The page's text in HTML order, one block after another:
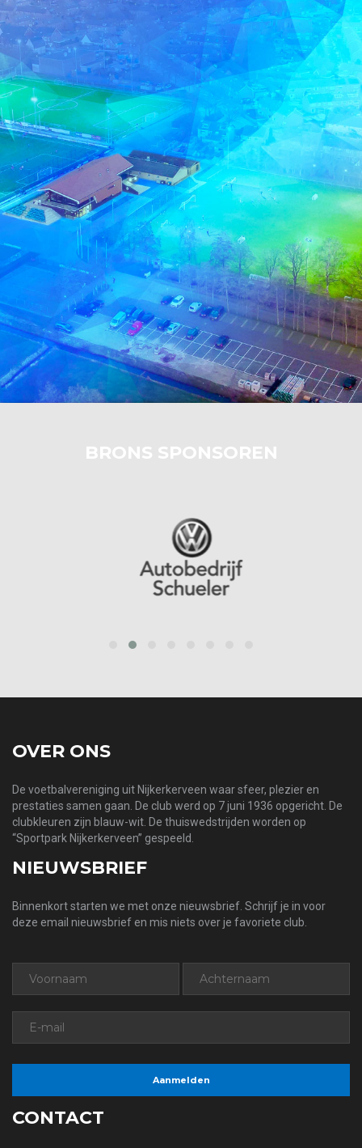
BRONS SPONSOREN
OVER ONS
De voetbalvereniging uit Nijkerkerveen waar sfeer, plezier en
prestaties samen gaan. De club werd op 7 juni 1936 opgericht. De
clubkleuren zijn blauw-wit. De thuiswedstrijden worden op
“Sportpark Nijkerkerveen” gespeeld.
NIEUWSBRIEF
Binnenkort starten we met onze nieuwsbrief. Schrijf je in voor
deze email nieuwsbrief en mis niets over je favoriete club.
CONTACT